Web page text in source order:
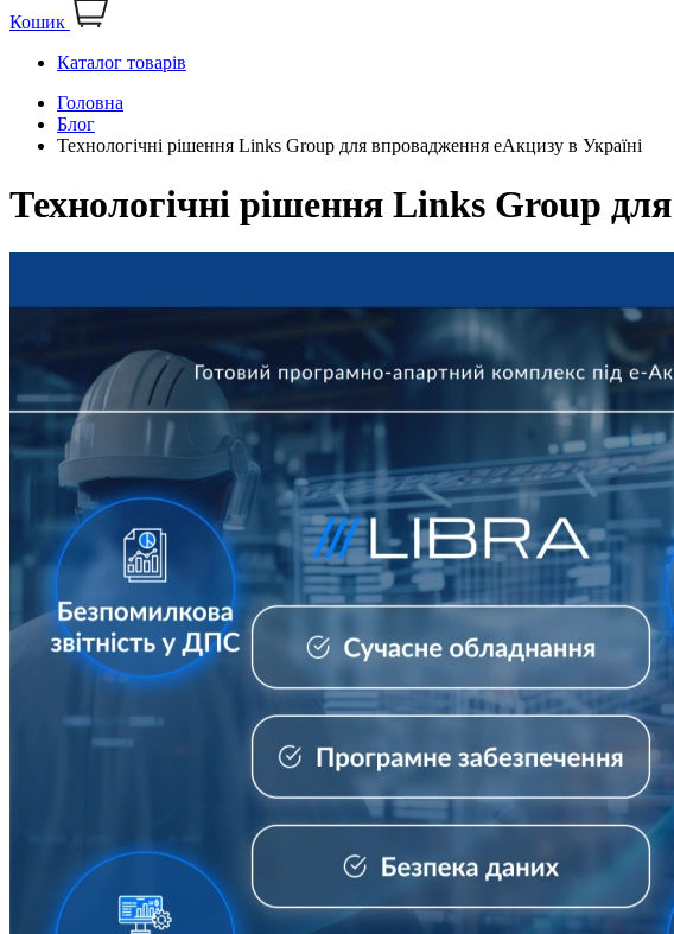
Кошик
Каталог товарів
Головна
Блог
Технологічні рішення Links Group для впровадження еАкцизу в Україні
Технологічні рішення Links Group